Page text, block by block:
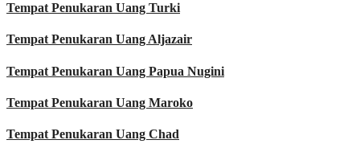
Tempat Penukaran Uang Turki
Tempat Penukaran Uang Aljazair
Tempat Penukaran Uang Papua Nugini
Tempat Penukaran Uang Maroko
Tempat Penukaran Uang Chad